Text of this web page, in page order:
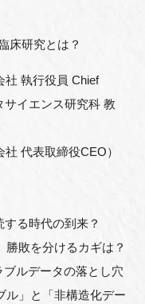
床研究とは？
社 執行役員 Chief
サイエンス研究科 教
代表取締役CEO）
る時代の到来？
勝敗を分けるカギは？
ルデータの落とし穴
ル」と「非構造化デー